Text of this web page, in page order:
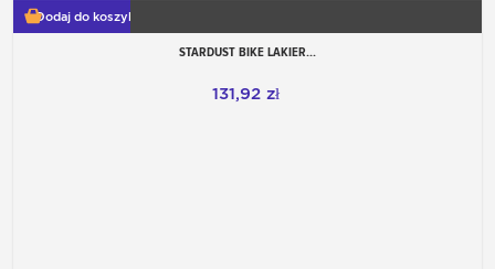
Dodaj do koszyka
STARDUST BIKE LAKIER...
131,92 zł